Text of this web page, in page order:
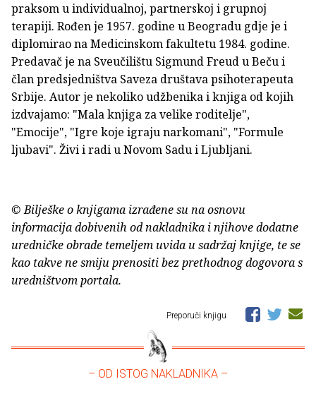
praksom u individualnoj, partnerskoj i grupnoj
terapiji. Rođen je 1957. godine u Beogradu gdje je i
diplomirao na Medicinskom fakultetu 1984. godine.
Predavač je na Sveučilištu Sigmund Freud u Beču i
član predsjedništva Saveza društava psihoterapeuta
Srbije. Autor je nekoliko udžbenika i knjiga od kojih
izdvajamo: "Mala knjiga za velike roditelje",
"Emocije", "Igre koje igraju narkomani", "Formule
ljubavi". Živi i radi u Novom Sadu i Ljubljani.
© Bilješke o knjigama izrađene su na osnovu
informacija dobivenih od nakladnika i njihove dodatne
uredničke obrade temeljem uvida u sadržaj knjige, te se
kao takve ne smiju prenositi bez prethodnog dogovora s
uredništvom portala.
Preporuči knjigu
– OD ISTOG NAKLADNIKA –